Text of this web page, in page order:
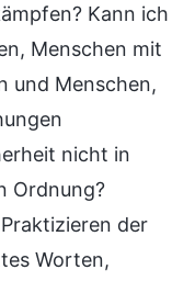
Kann ich
Menschen mit
und Menschen,
nicht in
Ordnung?
der
Worten,